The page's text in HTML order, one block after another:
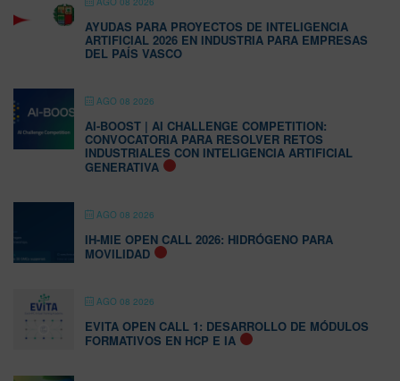
AYUDAS PARA PROYECTOS DE INTELIGENCIA
ARTIFICIAL 2026 EN INDUSTRIA PARA EMPRESAS
DEL PAÍS VASCO
AGO 08 2026
AI-BOOST | AI CHALLENGE COMPETITION:
CONVOCATORIA PARA RESOLVER RETOS
INDUSTRIALES CON INTELIGENCIA ARTIFICIAL
GENERATIVA
AGO 08 2026
IH-MIE OPEN CALL 2026: HIDRÓGENO PARA
MOVILIDAD
AGO 08 2026
EVITA OPEN CALL 1: DESARROLLO DE MÓDULOS
FORMATIVOS EN HCP E IA